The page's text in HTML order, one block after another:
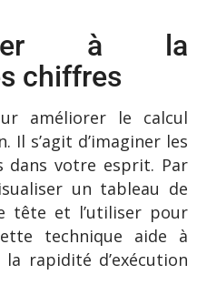
à la
chiffres
améliorer le calcul
Il s’agit d’imaginer les
dans votre esprit. Par
un tableau de
tête et l’utiliser pour
technique aide à
rapidité d’exécution